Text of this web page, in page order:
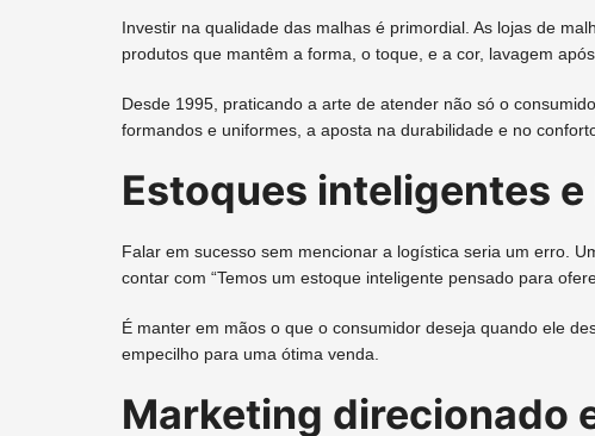
Investir na qualidade das malhas é primordial. As lojas de
produtos que mantêm a forma, o toque, e a cor, lavagem
Desde 1995, praticando a arte de atender não só o
formandos e uniformes, a aposta na durabilidade e no
Estoques inteligentes
Falar em sucesso sem mencionar a logística seria um erro.
contar com “Temos um estoque inteligente pensado para
É manter em mãos o que o consumidor deseja quando ele
empecilho para uma ótima venda.
Marketing direcionado